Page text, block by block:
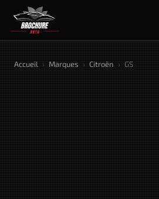
Accueil › Marques › Citroën › GS